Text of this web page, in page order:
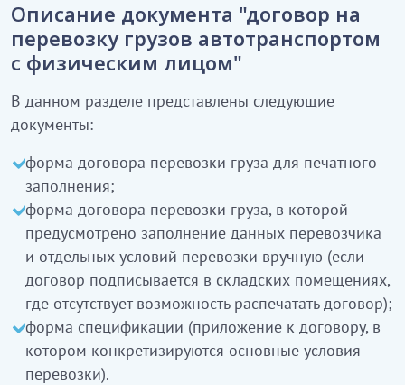
Описание документа "договор на
перевозку грузов автотранспортом
с физическим лицом"
В данном разделе представлены следующие
документы:
форма договора перевозки груза для печатного
заполнения;
форма договора перевозки груза, в которой
предусмотрено заполнение данных перевозчика
и отдельных условий перевозки вручную (если
договор подписывается в складских помещениях,
где отсутствует возможность распечатать договор);
форма спецификации (приложение к договору, в
котором конкретизируются основные условия
перевозки).